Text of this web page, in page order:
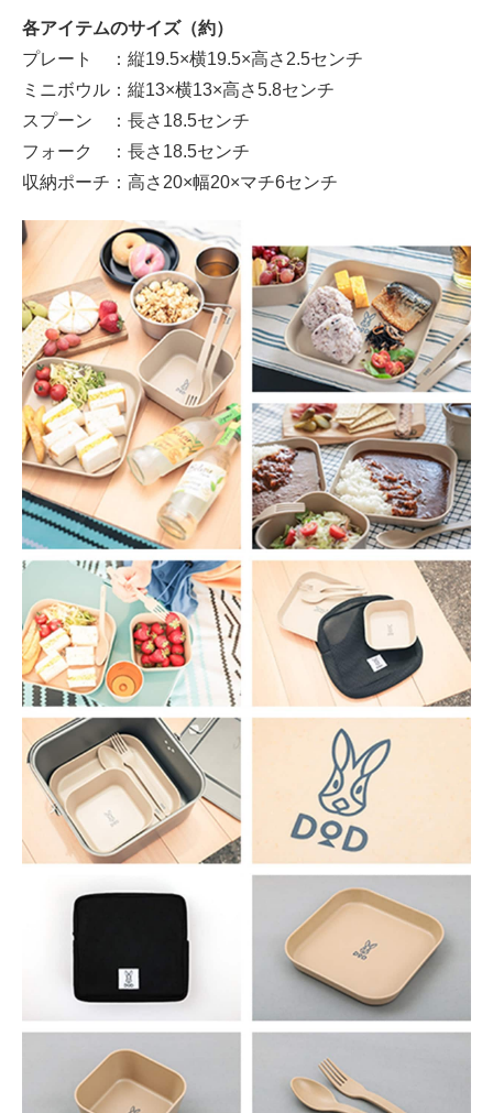
各アイテムのサイズ（約）
プレート ：縦19.5×横19.5×高さ2.5センチ
ミニボウル：縦13×横13×高さ5.8センチ
スプーン ：長さ18.5センチ
フォーク ：長さ18.5センチ
収納ポーチ：高さ20×幅20×マチ6センチ